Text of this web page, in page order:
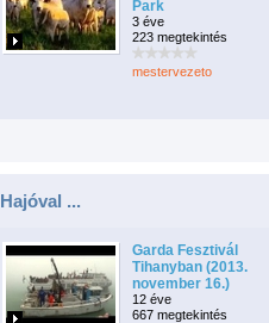
Park
3 éve
223 megtekintés
mestervezeto
Hajóval ...
Garda Fesztivál
Tihanyban (2013.
november 16.)
12 éve
667 megtekintés